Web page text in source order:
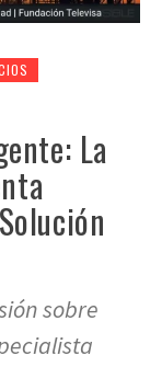
La
sobre